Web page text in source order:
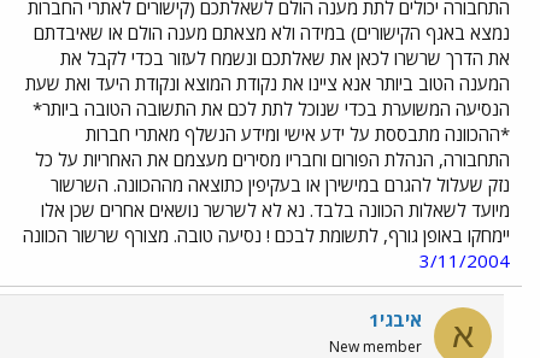
התחבורה יכולים לתת מענה הולם לשאלתכם (קישורים לאתרי החברות
נמצא באגף הקישורים) במידה ולא מצאתם מענה הולם או שאיבדתם
את הדרך שרשרו לכאן את שאלתכם ונשמח לעזור בכדי לקבל את
המענה הטוב ביותר אנא ציינו את נקודת המוצא ונקודת היעד ואת שעת
הנסיעה המשוערת בכדי שנוכל לתת לכם את התשובה הטובה ביותר*
*ההכוונה מתבססת על ידע אישי ומידע הנשלף מאתרי חברות
התחבורה, הנהלת הפורום וחבריו מסירים מעצמם את האחריות על כל
נזק שעלול להגרם במישירן או בעקיפין כתוצאה מההכוונה. השרשור
מיועד לשאלות הכוונה בלבד. נא לא לשרשר נושאים אחרים שכן אלו
יימחקו באופן גורף, לתשומת לבכם ! נסיעה טובה. מצורף שרשור הכוונה
3/11/2004
א איבגי1
New member